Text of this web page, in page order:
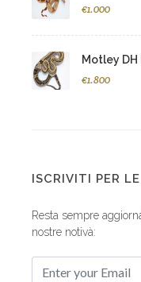
€1.000
Motley DH
€1.800
ISCRIVITI PER
Resta sempre
nostre notivà: